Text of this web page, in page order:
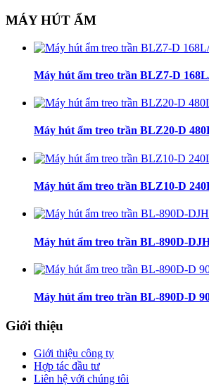
MÁY HÚT ẨM
Máy hút ẩm treo trần BLZ7-D
Máy hút ẩm treo trần BLZ20-D
Máy hút ẩm treo trần BLZ10-D
Máy hút ẩm treo trần BL-890D-
Máy hút ẩm treo trần BL-890D-D
Giới thiệu
Giới thiệu công ty
Hợp tác đầu tư
Liên hệ với chúng tôi